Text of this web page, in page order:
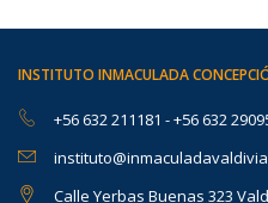
INSTITUTO INMACULADA
+56 632 211181 -+56 632
Calle Yerbas Buenas 323